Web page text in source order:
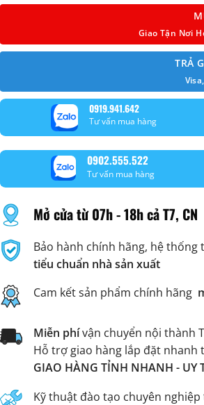
Giao Tận Nơi
TRẢ
0919.941.642
Tư vấn mua hàng
0902.555.522
Tư vấn mua hàng
Mở cửa từ 07h - 18h cả T7, CN
Bảo hành chính hãng, hệ
tiểu chuẩn nhà sản xuất
Cam kết sản phẩm chính hãng
Miễn phívận chuyển nội thành
Hỗ trợ giao hàng lắp đặt nhanh
GIAO HÀNG TỈNH NHANH - UY
Kỹ thuật đào tạo chuyên